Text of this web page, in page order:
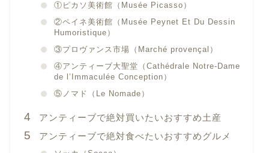
①ピカソ美術館（Musée Picasso）
②ペイネ美術館（Musée Peynet Et Du Dessin
Humoristique）
③プロヴァンス市場（Marché provençal）
④アンティーブ大聖堂（Cathédrale Notre-Dame
de l’Immaculée Conception）
⑤ノマド（Le Nomade）
アンティーブで絶対買いたいおすすめ土産
アンティーブで絶対食べたいおすすめグルメ